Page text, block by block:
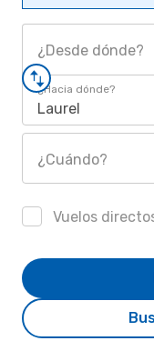
¿Desde dónde?
¿Hacia dónde?
Laurel
¿Cuándo?
Vuelos